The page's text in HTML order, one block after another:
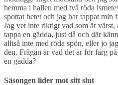
hemma i hallen med två röda
spottat betet och jag har tappat min
Jag vet inte riktigt vad som är
tappa en gädda, just då och där
alltså inte med röda spön, eller jo
den. Frågan är vad det är för färg
en gädda?
Säsongen lider mot sitt slut